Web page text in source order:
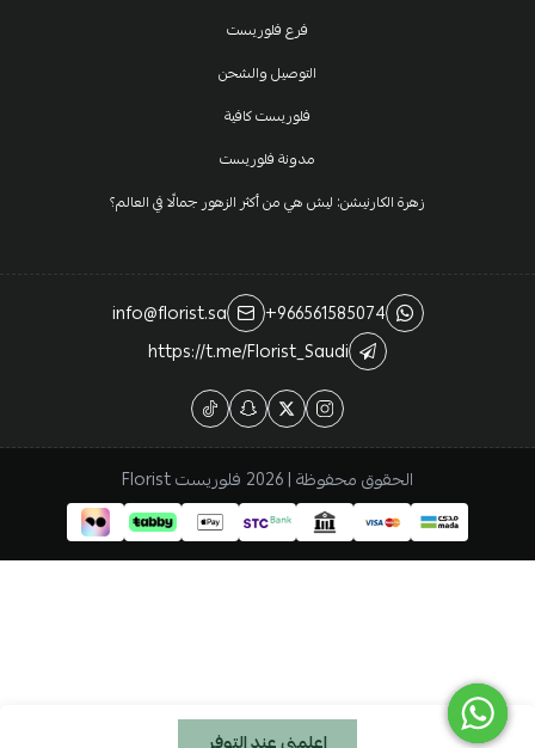
فرع فلوريست
التوصيل والشحن
فلوريست كافية
مدونة فلوريست
زهرة الكارنيشن: ليش هي من أكثر الزهور جمالًا في العالم؟
+966561585074
info@florist.sa
https://t.me/Florist_Saudi
الحقوق محفوظة | 2026 فلوريست Florist